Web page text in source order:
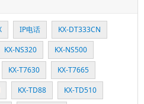
IP电话
KX-DT333CN
KX-NS320
KX-NS500
KX-T7630
KX-T7665
KX-TD88
KX-TD510